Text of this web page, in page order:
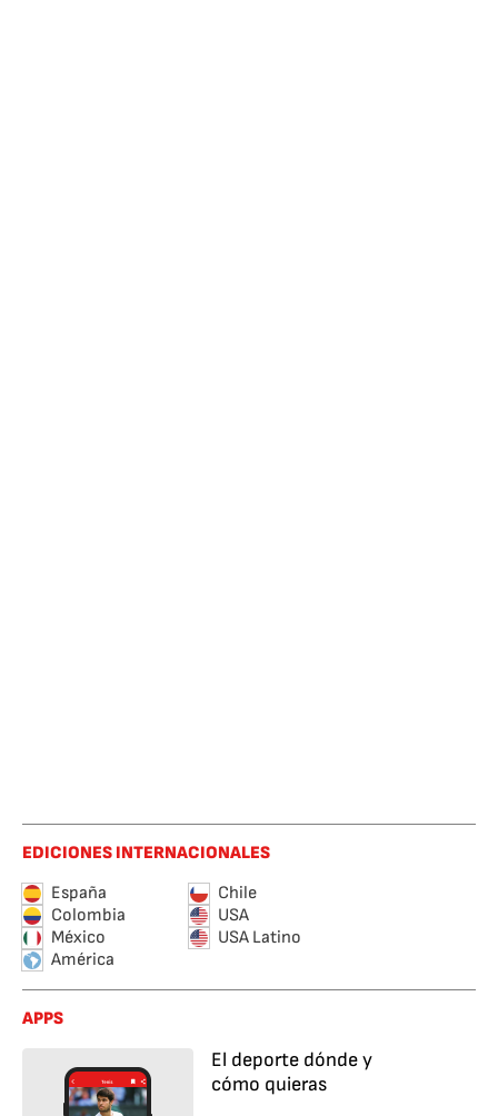
EDICIONES INTERNACIONALES
España
Chile
Colombia
USA
México
USA Latino
América
APPS
El deporte dónde y
cómo quieras